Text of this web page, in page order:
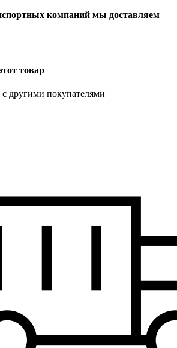
компаний мы доставляем
товар
другими покупателями